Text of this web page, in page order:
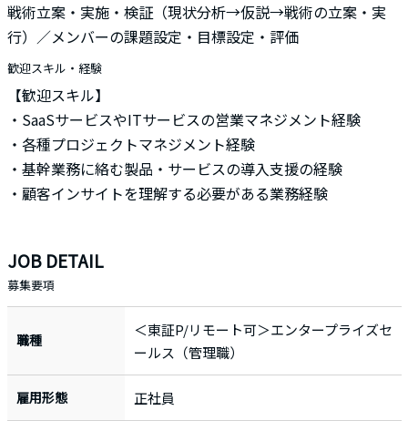
戦術立案・実施・検証（現状分析→仮説→戦術の立案・実
行）／メンバーの課題設定・目標設定・評価
歓迎スキル・経験
【歓迎スキル】
・SaaSサービスやITサービスの営業マネジメント経験
・各種プロジェクトマネジメント経験
・基幹業務に絡む製品・サービスの導入支援の経験
・顧客インサイトを理解する必要がある業務経験
JOB DETAIL
募集要項
職種
＜東証P/リモート可＞エンタープライズセ
ールス（管理職）
雇用形態 正社員